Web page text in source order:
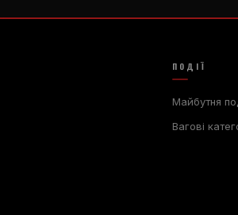
ПОДІЇ
Майбутня
Вагові